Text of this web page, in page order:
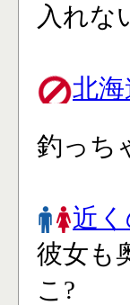
入れな
北
釣っち
近
彼女も
こ?